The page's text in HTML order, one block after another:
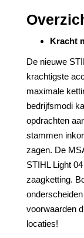
Kracht
De nieuwe
krachtigste
maximale
bedrijfsmodi
opdrachten
stammen
zagen. De
STIHL Light
zaagketting.
voorwaarden
locaties!